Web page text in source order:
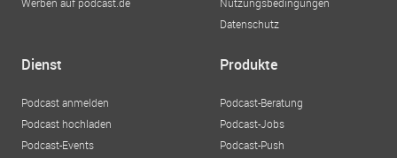
Datenschutz
Dienst
Podcast anmelden
Podcast hochladen
Podcast-Events
Produkte
Podcast-Beratung
Podcast-Jobs
Podcast-Push